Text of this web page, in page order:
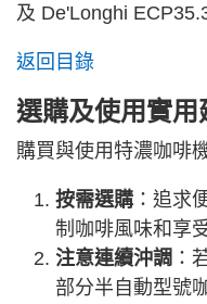
及 De'Longhi
返回目錄
選購及使用實用
購買與使用特濃咖啡
按需選購 ：追求
制咖啡風味和享
注意連續沖調 ：
部分半自動型號